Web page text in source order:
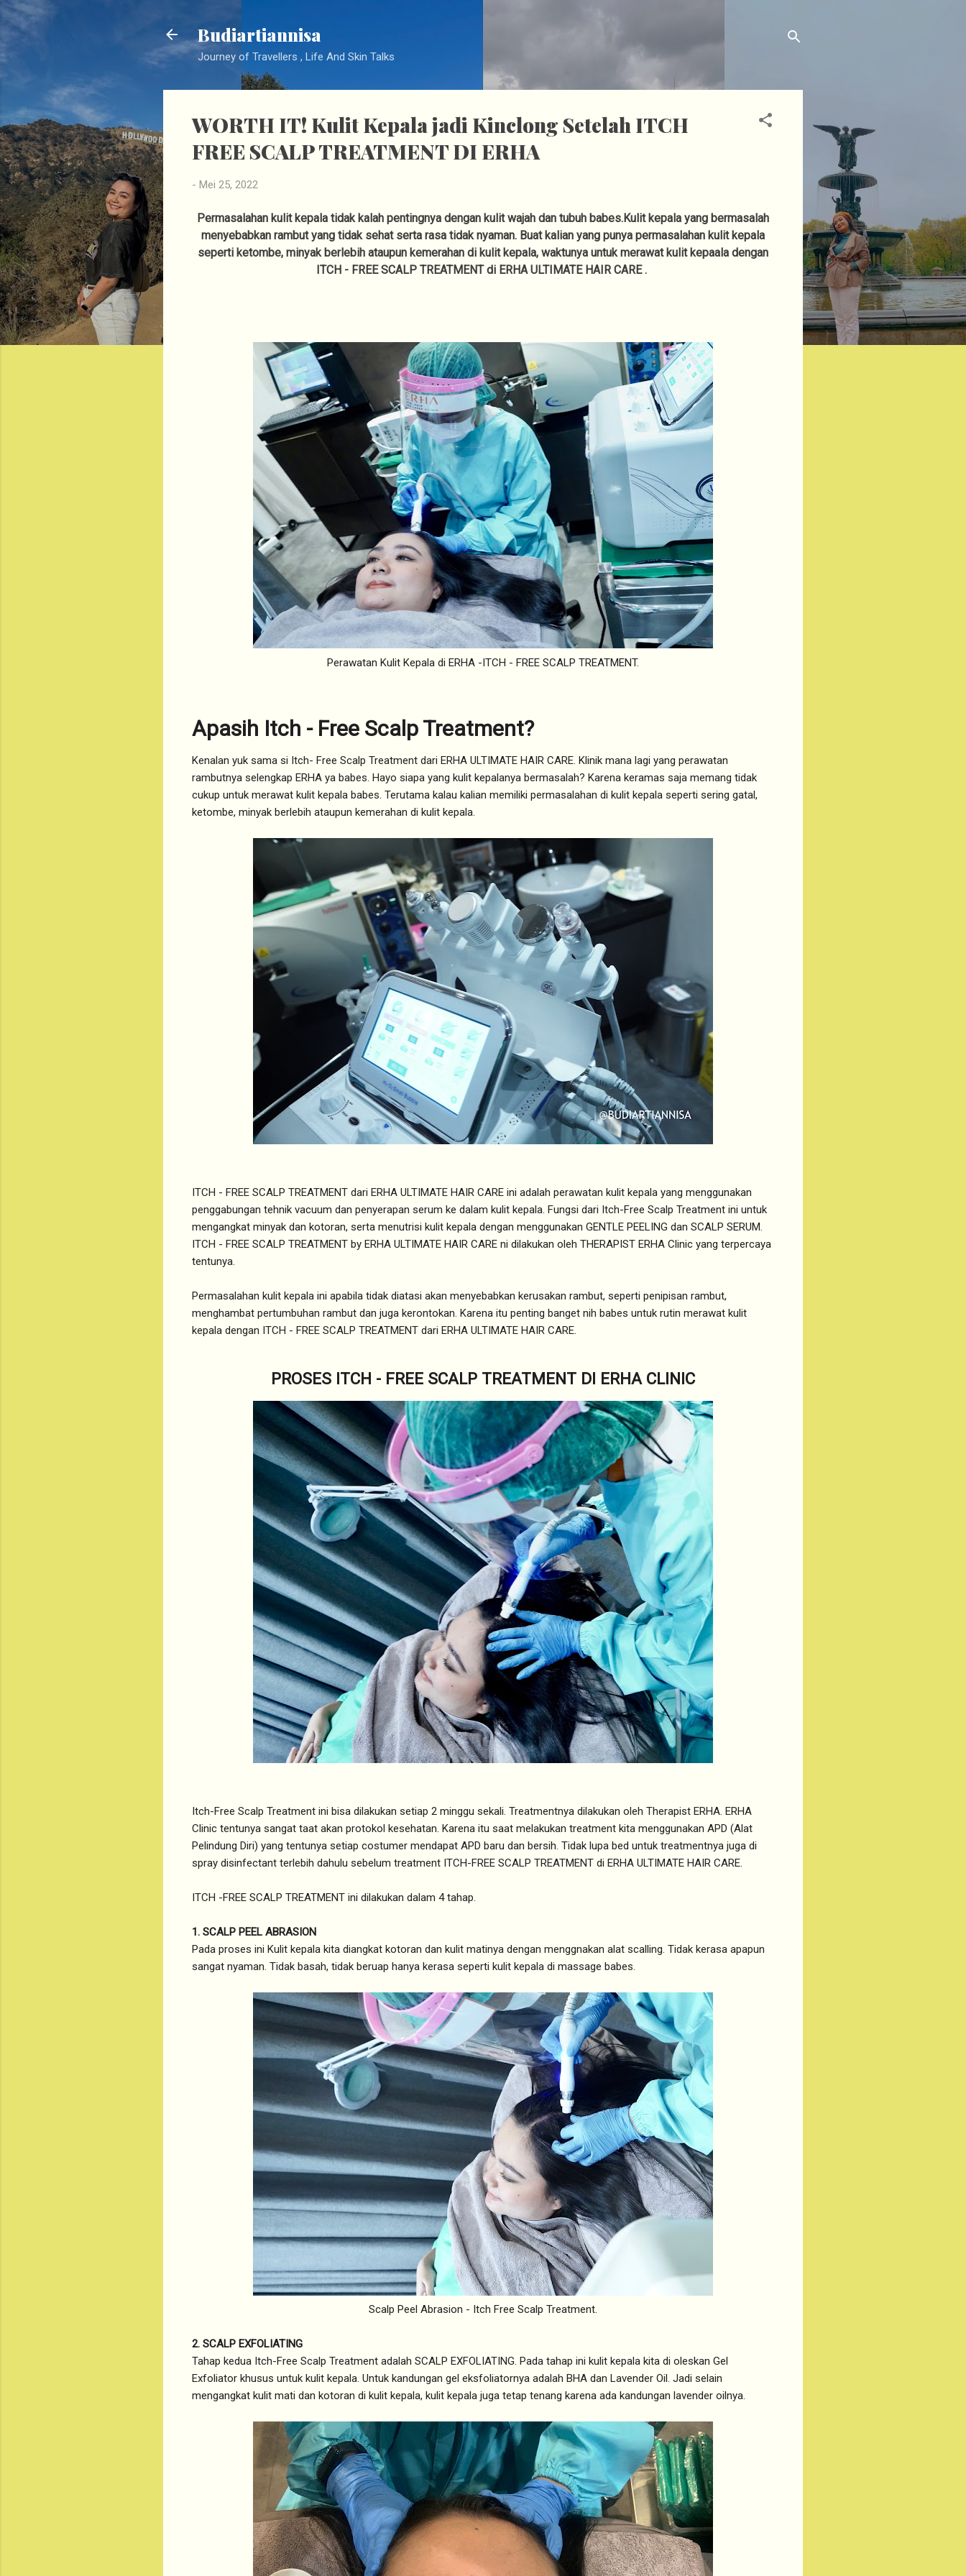
Budiartiannisa
Journey of Travellers , Life And Skin Talks
WORTH IT! Kulit Kepala jadi Kinclong Setelah ITCH
FREE SCALP TREATMENT DI ERHA
- Mei 25, 2022
Permasalahan kulit kepala tidak kalah pentingnya dengan kulit wajah dan tubuh babes.Kulit kepala yang bermasalah
menyebabkan rambut yang tidak sehat serta rasa tidak nyaman. Buat kalian yang punya permasalahan kulit kepala
seperti ketombe, minyak berlebih ataupun kemerahan di kulit kepala, waktunya untuk merawat kulit kepaala dengan
ITCH - FREE SCALP TREATMENT di ERHA ULTIMATE HAIR CARE .
Perawatan Kulit Kepala di ERHA -ITCH - FREE SCALP TREATMENT.
Apasih Itch - Free Scalp Treatment?
Kenalan yuk sama si Itch- Free Scalp Treatment dari ERHA ULTIMATE HAIR CARE. Klinik mana lagi yang perawatan
rambutnya selengkap ERHA ya babes. Hayo siapa yang kulit kepalanya bermasalah? Karena keramas saja memang tidak
cukup untuk merawat kulit kepala babes. Terutama kalau kalian memiliki permasalahan di kulit kepala seperti sering gatal,
ketombe, minyak berlebih ataupun kemerahan di kulit kepala.
ITCH - FREE SCALP TREATMENT dari ERHA ULTIMATE HAIR CARE ini adalah perawatan kulit kepala yang menggunakan
penggabungan tehnik vacuum dan penyerapan serum ke dalam kulit kepala. Fungsi dari Itch-Free Scalp Treatment ini untuk
mengangkat minyak dan kotoran, serta menutrisi kulit kepala dengan menggunakan GENTLE PEELING dan SCALP SERUM.
ITCH - FREE SCALP TREATMENT by ERHA ULTIMATE HAIR CARE ni dilakukan oleh THERAPIST ERHA Clinic yang terpercaya
tentunya.
Permasalahan kulit kepala ini apabila tidak diatasi akan menyebabkan kerusakan rambut, seperti penipisan rambut,
menghambat pertumbuhan rambut dan juga kerontokan. Karena itu penting banget nih babes untuk rutin merawat kulit
kepala dengan ITCH - FREE SCALP TREATMENT dari ERHA ULTIMATE HAIR CARE.
PROSES ITCH - FREE SCALP TREATMENT DI ERHA CLINIC
Itch-Free Scalp Treatment ini bisa dilakukan setiap 2 minggu sekali. Treatmentnya dilakukan oleh Therapist ERHA. ERHA
Clinic tentunya sangat taat akan protokol kesehatan. Karena itu saat melakukan treatment kita menggunakan APD (Alat
Pelindung Diri) yang tentunya setiap costumer mendapat APD baru dan bersih. Tidak lupa bed untuk treatmentnya juga di
spray disinfectant terlebih dahulu sebelum treatment ITCH-FREE SCALP TREATMENT di ERHA ULTIMATE HAIR CARE.
ITCH -FREE SCALP TREATMENT ini dilakukan dalam 4 tahap.
1. SCALP PEEL ABRASION
Pada proses ini Kulit kepala kita diangkat kotoran dan kulit matinya dengan menggnakan alat scalling. Tidak kerasa apapun
sangat nyaman. Tidak basah, tidak beruap hanya kerasa seperti kulit kepala di massage babes.
Scalp Peel Abrasion - Itch Free Scalp Treatment.
2. SCALP EXFOLIATING
Tahap kedua Itch-Free Scalp Treatment adalah SCALP EXFOLIATING. Pada tahap ini kulit kepala kita di oleskan Gel
Exfoliator khusus untuk kulit kepala. Untuk kandungan gel eksfoliatornya adalah BHA dan Lavender Oil. Jadi selain
mengangkat kulit mati dan kotoran di kulit kepala, kulit kepala juga tetap tenang karena ada kandungan lavender oilnya.